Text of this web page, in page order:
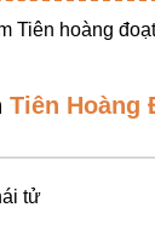
Tiên hoàng
Tiên Hoàng
tử